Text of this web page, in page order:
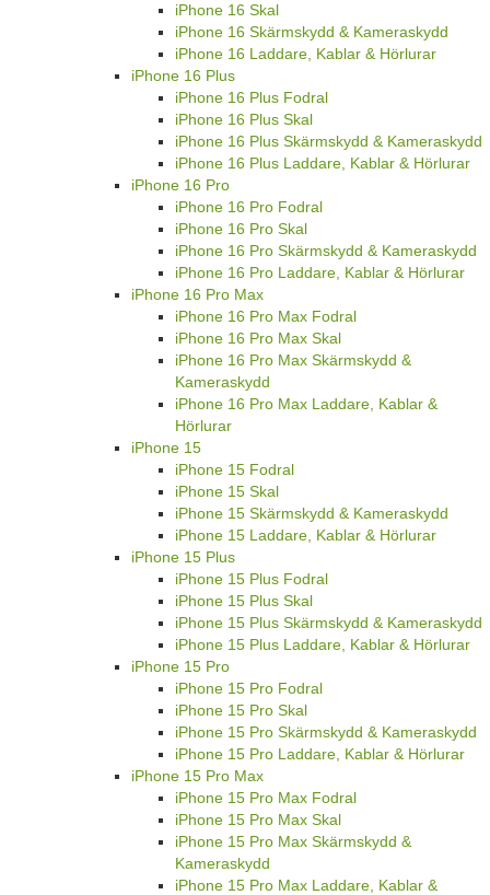
iPhone 16 Skal
iPhone 16 Skärmskydd & Kameraskydd
iPhone 16 Laddare, Kablar & Hörlurar
iPhone 16 Plus
iPhone 16 Plus Fodral
iPhone 16 Plus Skal
iPhone 16 Plus Skärmskydd & Kameraskydd
iPhone 16 Plus Laddare, Kablar & Hörlurar
iPhone 16 Pro
iPhone 16 Pro Fodral
iPhone 16 Pro Skal
iPhone 16 Pro Skärmskydd & Kameraskydd
iPhone 16 Pro Laddare, Kablar & Hörlurar
iPhone 16 Pro Max
iPhone 16 Pro Max Fodral
iPhone 16 Pro Max Skal
iPhone 16 Pro Max Skärmskydd &
Kameraskydd
iPhone 16 Pro Max Laddare, Kablar &
Hörlurar
iPhone 15
iPhone 15 Fodral
iPhone 15 Skal
iPhone 15 Skärmskydd & Kameraskydd
iPhone 15 Laddare, Kablar & Hörlurar
iPhone 15 Plus
iPhone 15 Plus Fodral
iPhone 15 Plus Skal
iPhone 15 Plus Skärmskydd & Kameraskydd
iPhone 15 Plus Laddare, Kablar & Hörlurar
iPhone 15 Pro
iPhone 15 Pro Fodral
iPhone 15 Pro Skal
iPhone 15 Pro Skärmskydd & Kameraskydd
iPhone 15 Pro Laddare, Kablar & Hörlurar
iPhone 15 Pro Max
iPhone 15 Pro Max Fodral
iPhone 15 Pro Max Skal
iPhone 15 Pro Max Skärmskydd &
Kameraskydd
iPhone 15 Pro Max Laddare, Kablar &